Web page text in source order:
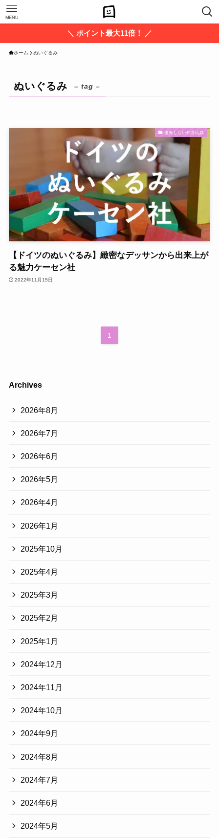
MENU
＼ ポイント最大11倍！ ／
ホーム ぬいぐるみ
ぬいぐるみ – tag –
後悔しない知育玩具
【ドイツのぬいぐるみ】緻密なデッサンから出来上が
る魅力ケーセン社
2022年11月15日
1
Archives
2026年8月
2026年7月
2026年6月
2026年5月
2026年4月
2026年1月
2025年10月
2025年4月
2025年3月
2025年2月
2025年1月
2024年12月
2024年11月
2024年10月
2024年9月
2024年8月
2024年7月
2024年6月
2024年5月